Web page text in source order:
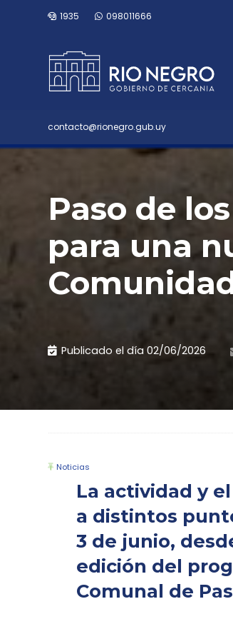
1935 098011666
contacto@rionegro.gub.uy
Paso de
para una
Publicado el día 02/06/2026
Noticias
La actividad y
a distintos
3 de junio,
edición del
Comunal de